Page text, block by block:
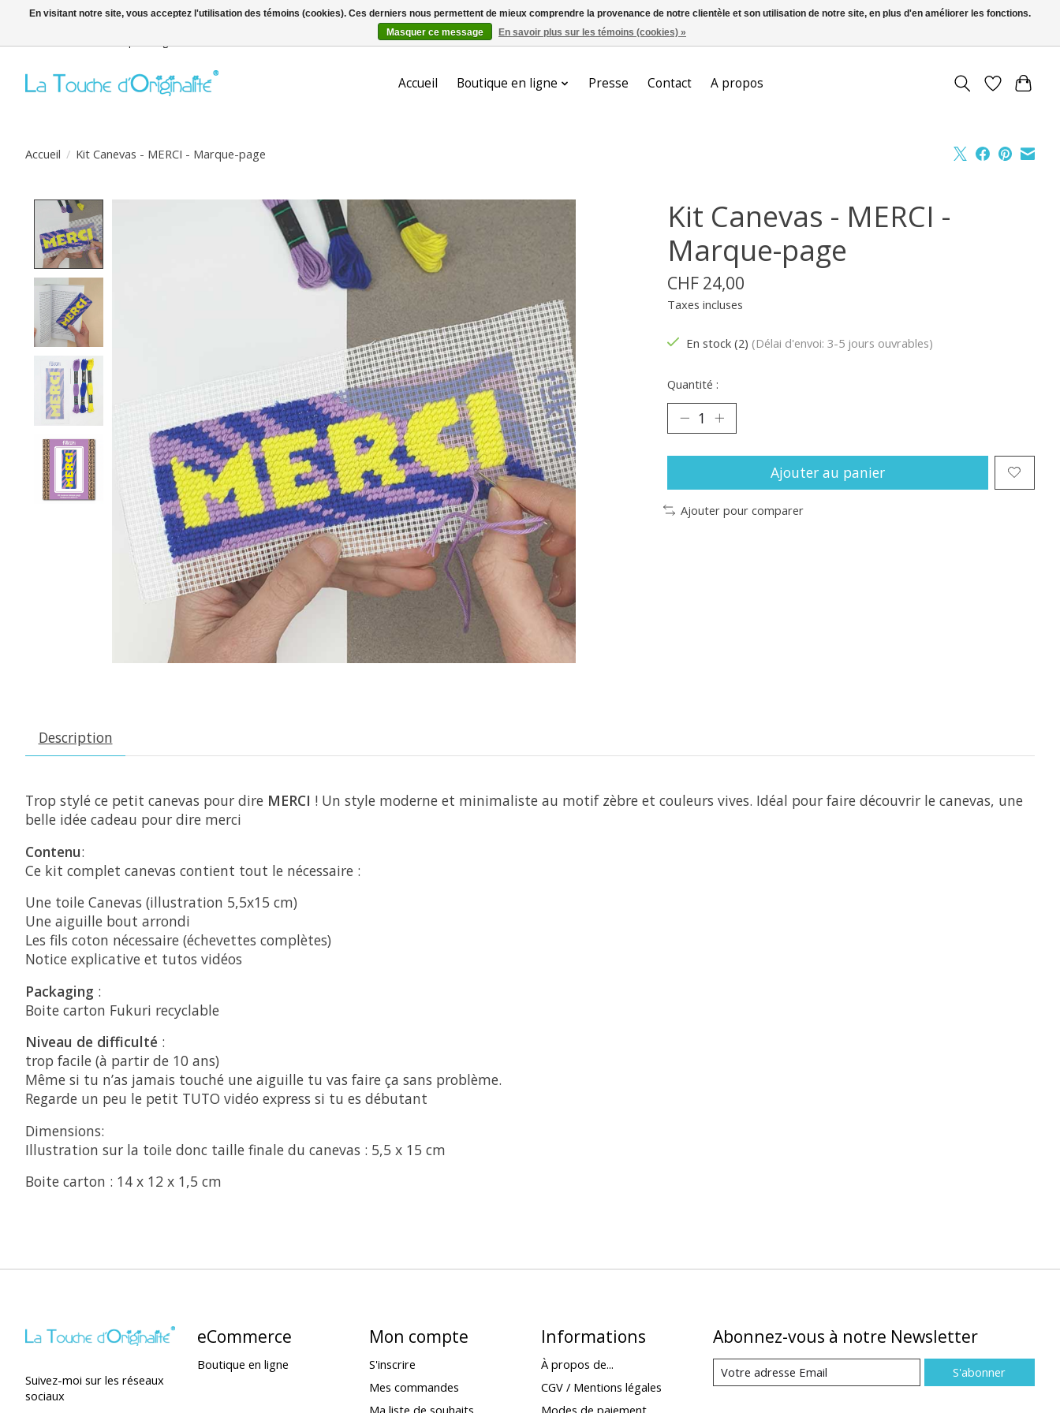
Accueil Boutique en ligne Presse Contact A propos
Accueil / Kit Canevas - MERCI - Marque-page
Product image slideshow Items
Kit Canevas - MERCI -
Marque-page
CHF 24,00
Taxes incluses
En stock (2) (Délai d'envoi: 3-5 jours ouvrables)
Quantité :
Ajouter au panier
Ajouter pour comparer
Description
Trop stylé ce petit canevas pour dire MERCI ! Un style moderne et minimaliste au motif zèbre et couleurs vives. Idéal pour faire découvrir le canevas, une
belle idée cadeau pour dire merci
Contenu:
Ce kit complet canevas contient tout le nécessaire :
Une toile Canevas (illustration 5,5x15 cm)
Une aiguille bout arrondi
Les fils coton nécessaire (échevettes complètes)
Notice explicative et tutos vidéos
Packaging :
Boite carton Fukuri recyclable
Niveau de difficulté :
trop facile (à partir de 10 ans)
Même si tu n’as jamais touché une aiguille tu vas faire ça sans problème.
Regarde un peu le petit TUTO vidéo express si tu es débutant
Dimensions:
Illustration sur la toile donc taille finale du canevas : 5,5 x 15 cm
Boite carton : 14 x 12 x 1,5 cm
Suivez-moi sur les réseaux
sociaux
eCommerce
Boutique en ligne
Mon compte
S'inscrire
Mes commandes
Informations
À propos de...
CGV / Mentions légales
Abonnez-vous à notre Newsletter
S'abonner
En visitant notre site, vous acceptez l'utilisation des témoins (cookies). Ces derniers nous permettent de mieux comprendre la provenance de notre clientèle et son utilisation de notre site, en plus d'en améliorer les fonctions.
Masquer ce message
En savoir plus sur les témoins (cookies) »